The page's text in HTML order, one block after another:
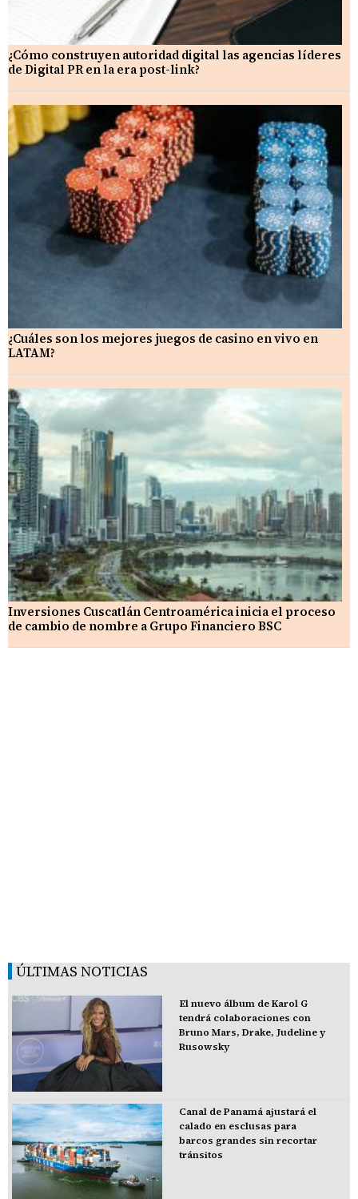
¿Cómo construyen autoridad digital las agencias líderes
de Digital PR en la era post-link?
¿Cuáles son los mejores juegos de casino en vivo en
LATAM?
Inversiones Cuscatlán Centroamérica inicia el proceso
de cambio de nombre a Grupo Financiero BSC
ÚLTIMAS NOTICIAS
El nuevo álbum de Karol G
tendrá colaboraciones con
Bruno Mars, Drake, Judeline y
Rusowsky
Canal de Panamá ajustará el
calado en esclusas para
barcos grandes sin recortar
tránsitos